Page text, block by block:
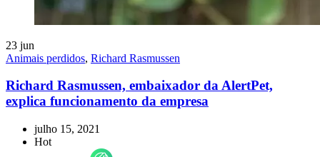
23 jun
Animais perdidos, Richard Rasmussen
Richard Rasmussen, embaixador da AlertPet,
explica funcionamento da empresa
julho 15, 2021
Hot